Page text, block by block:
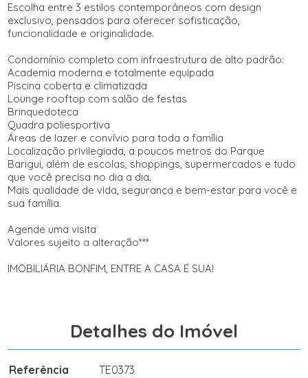
Escolha entre 3 estilos contemporâneos com design
exclusivo, pensados para oferecer sofisticação,
funcionalidade e originalidade.
Condomínio completo com infraestrutura de alto padrão:
Academia moderna e totalmente equipada
Piscina coberta e climatizada
Lounge rooftop com salão de festas
Brinquedoteca
Quadra poliesportiva
Áreas de lazer e convívio para toda a família
Localização privilegiada, a poucos metros do Parque
Barigui, além de escolas, shoppings, supermercados e tudo
que você precisa no dia a dia.
Mais qualidade de vida, segurança e bem-estar para você e
sua família.
Agende uma visita
Valores sujeito a alteração***
IMOBILIÁRIA BONFIM, ENTRE A CASA É SUA!
Detalhes do Imóvel
Referência TE0373